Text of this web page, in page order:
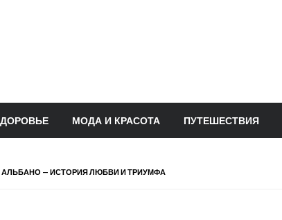
МОДА И КРАСОТА ПУТЕШЕСТВИЯ
— ИСТОРИЯ ЛЮБВИ И ТРИУМФА